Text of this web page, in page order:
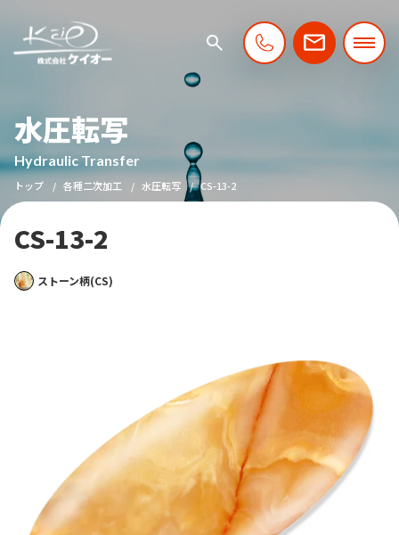
水圧転写
Hydraulic Transfer
トップ 各種二次加工 水圧転写 CS-13-2
CS-13-2
ストーン柄(CS)